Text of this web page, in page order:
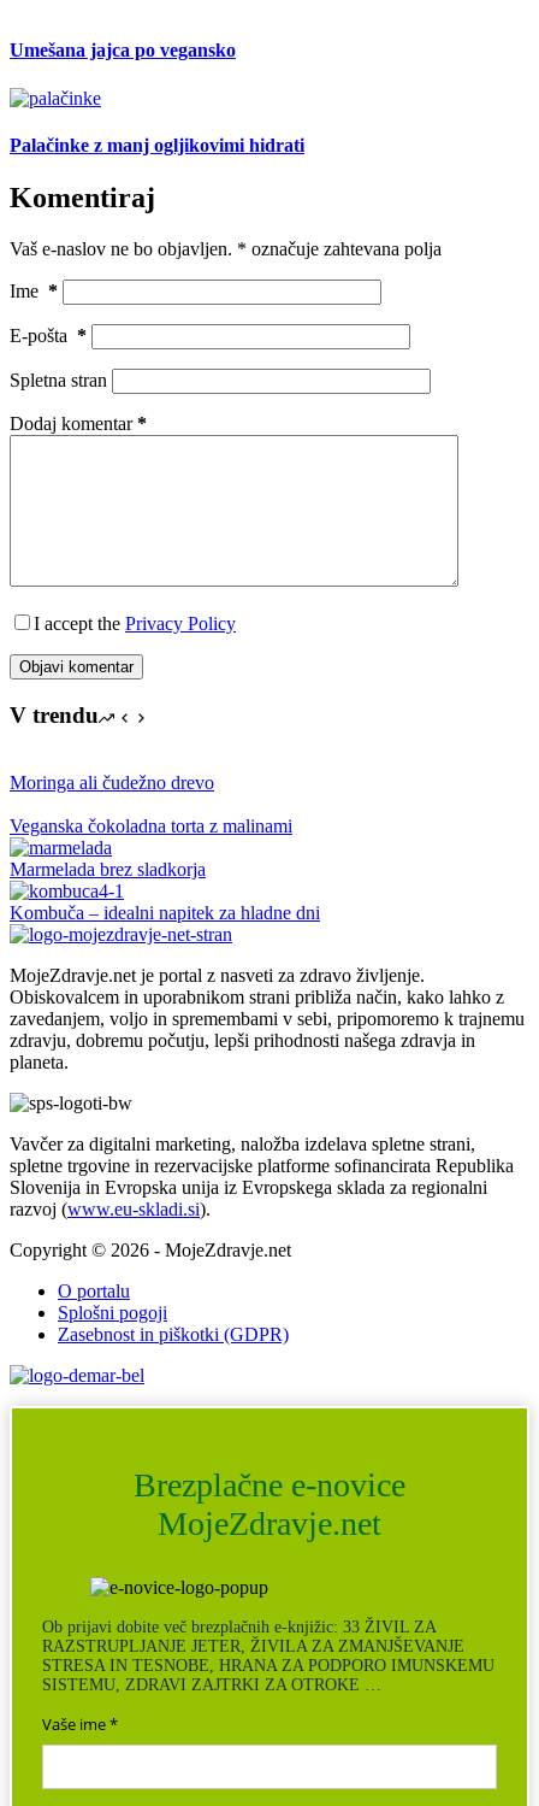
Umešana jajca po vegansko
Palačinke z manj ogljikovimi hidrati
Komentiraj
Vaš e-naslov ne bo objavljen. * označuje zahtevana polja
Ime *
E-pošta *
Spletna stran
Dodaj komentar*
I accept the Privacy Policy
Objavi komentar
V trendu
Moringa ali čudežno drevo
Veganska čokoladna torta z malinami
Marmelada brez sladkorja
Kombuča – idealni napitek za hladne dni
MojeZdravje.net je portal z nasveti za zdravo življenje.
Obiskovalcem in uporabnikom strani približa način, kako lahko z
zavedanjem, voljo in spremembami v sebi, pripomoremo k trajnemu
zdravju, dobremu počutju, lepši prihodnosti našega zdravja in
planeta.
Vavčer za digitalni marketing, naložba izdelava spletne strani,
spletne trgovine in rezervacijske platforme sofinancirata Republika
Slovenija in Evropska unija iz Evropskega sklada za regionalni
razvoj (www.eu-skladi.si).
Copyright © 2026 - MojeZdravje.net
O portalu
Splošni pogoji
Zasebnost in piškotki (GDPR)
Brezplačne e-novice
MojeZdravje.net
Ob prijavi dobite več brezplačnih e-knjižic: 33 ŽIVIL ZA
RAZSTRUPLJANJE JETER, ŽIVILA ZA ZMANJŠEVANJE
STRESA IN TESNOBE, HRANA ZA PODPORO IMUNSKEMU
SISTEMU, ZDRAVI ZAJTRKI ZA OTROKE …
Vaše ime